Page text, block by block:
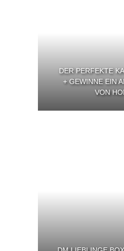
DER PERFEKTE
+ GEWINNE EIN
VON